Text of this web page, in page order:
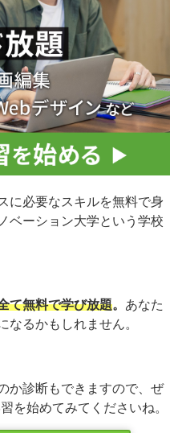
に必要なスキルを無料で身
ベーション大学という学校
て無料で学び放題。 あなた
なるかもしれません。
か診断もできますので、ぜ
を始めてみてくださいね。